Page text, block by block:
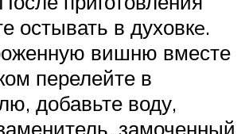
остывать в духовкe.
вишню вместе
перелейте в
добавьте воду,
замоченный